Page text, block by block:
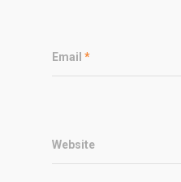
Email *
Website